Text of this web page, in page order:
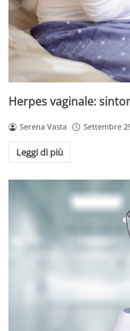
Herpes vaginale:
Serena Vasta Settembre
Leggi di più